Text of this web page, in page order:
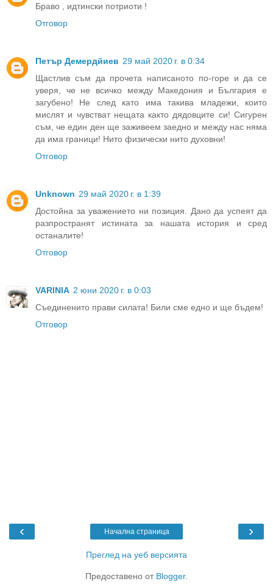
Браво , идтински потриоти !
Отговор
Петър Демердйиев 29 май 2020 г. в 0:34
Щастлив съм да прочета написаното по-горе и да се
уверя, че не всичко между Македония и България е
загубено! Не след като има такива младежи, които
мислят и чувстват нещата както дядовците си! Сигурен
съм, че един ден ще заживеем заедно и между нас няма
да има граници! Нито физически нито духовни!
Отговор
Unknown 29 май 2020 г. в 1:39
Достойна за уважението ни позиция. Дано да успеят да
разпространят истината за нашата история и сред
останалите!
Отговор
VARINIA 2 юни 2020 г. в 0:03
Съединенито прави силата! Били сме едно и ще бъдем!
Отговор
‹ ›
Начална страница
Преглед на уеб версията
Предоставено от Blogger.